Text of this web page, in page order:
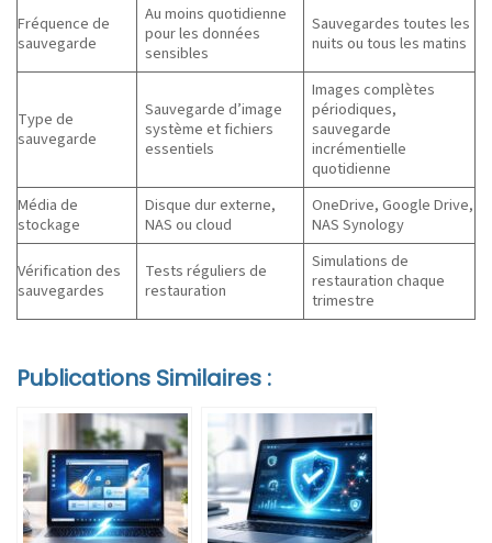
Fréquence de
sauvegarde
Au moins quotidienne
pour les données
sensibles
Sauvegardes toutes les
nuits ou tous les matins
Type de
sauvegarde
Sauvegarde d’image
système et fichiers
essentiels
Images complètes
périodiques,
sauvegarde
incrémentielle
quotidienne
Média de
stockage
Disque dur externe,
NAS ou cloud
OneDrive, Google Drive,
NAS Synology
Vérification des
sauvegardes
Tests réguliers de
restauration
Simulations de
restauration chaque
trimestre
Publications Similaires :